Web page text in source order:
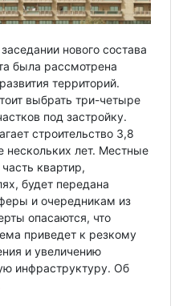
нового состава
была рассмотрена
территорий.
выбрать три-четыре
под застройку.
строительство 3,8
нескольких лет. Местные
квартир,
будет передана
и очередникам из
опасаются, что
приведет к резкому
и увеличению
инфраструктуру. Об